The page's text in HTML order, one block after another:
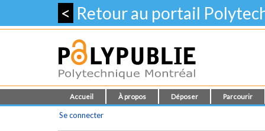
< Retour au portail
Accueil À propos Déposer Parcourir
Se connecter